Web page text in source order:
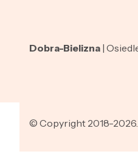
Dobra-Bielizna |
© Copyright 2018-